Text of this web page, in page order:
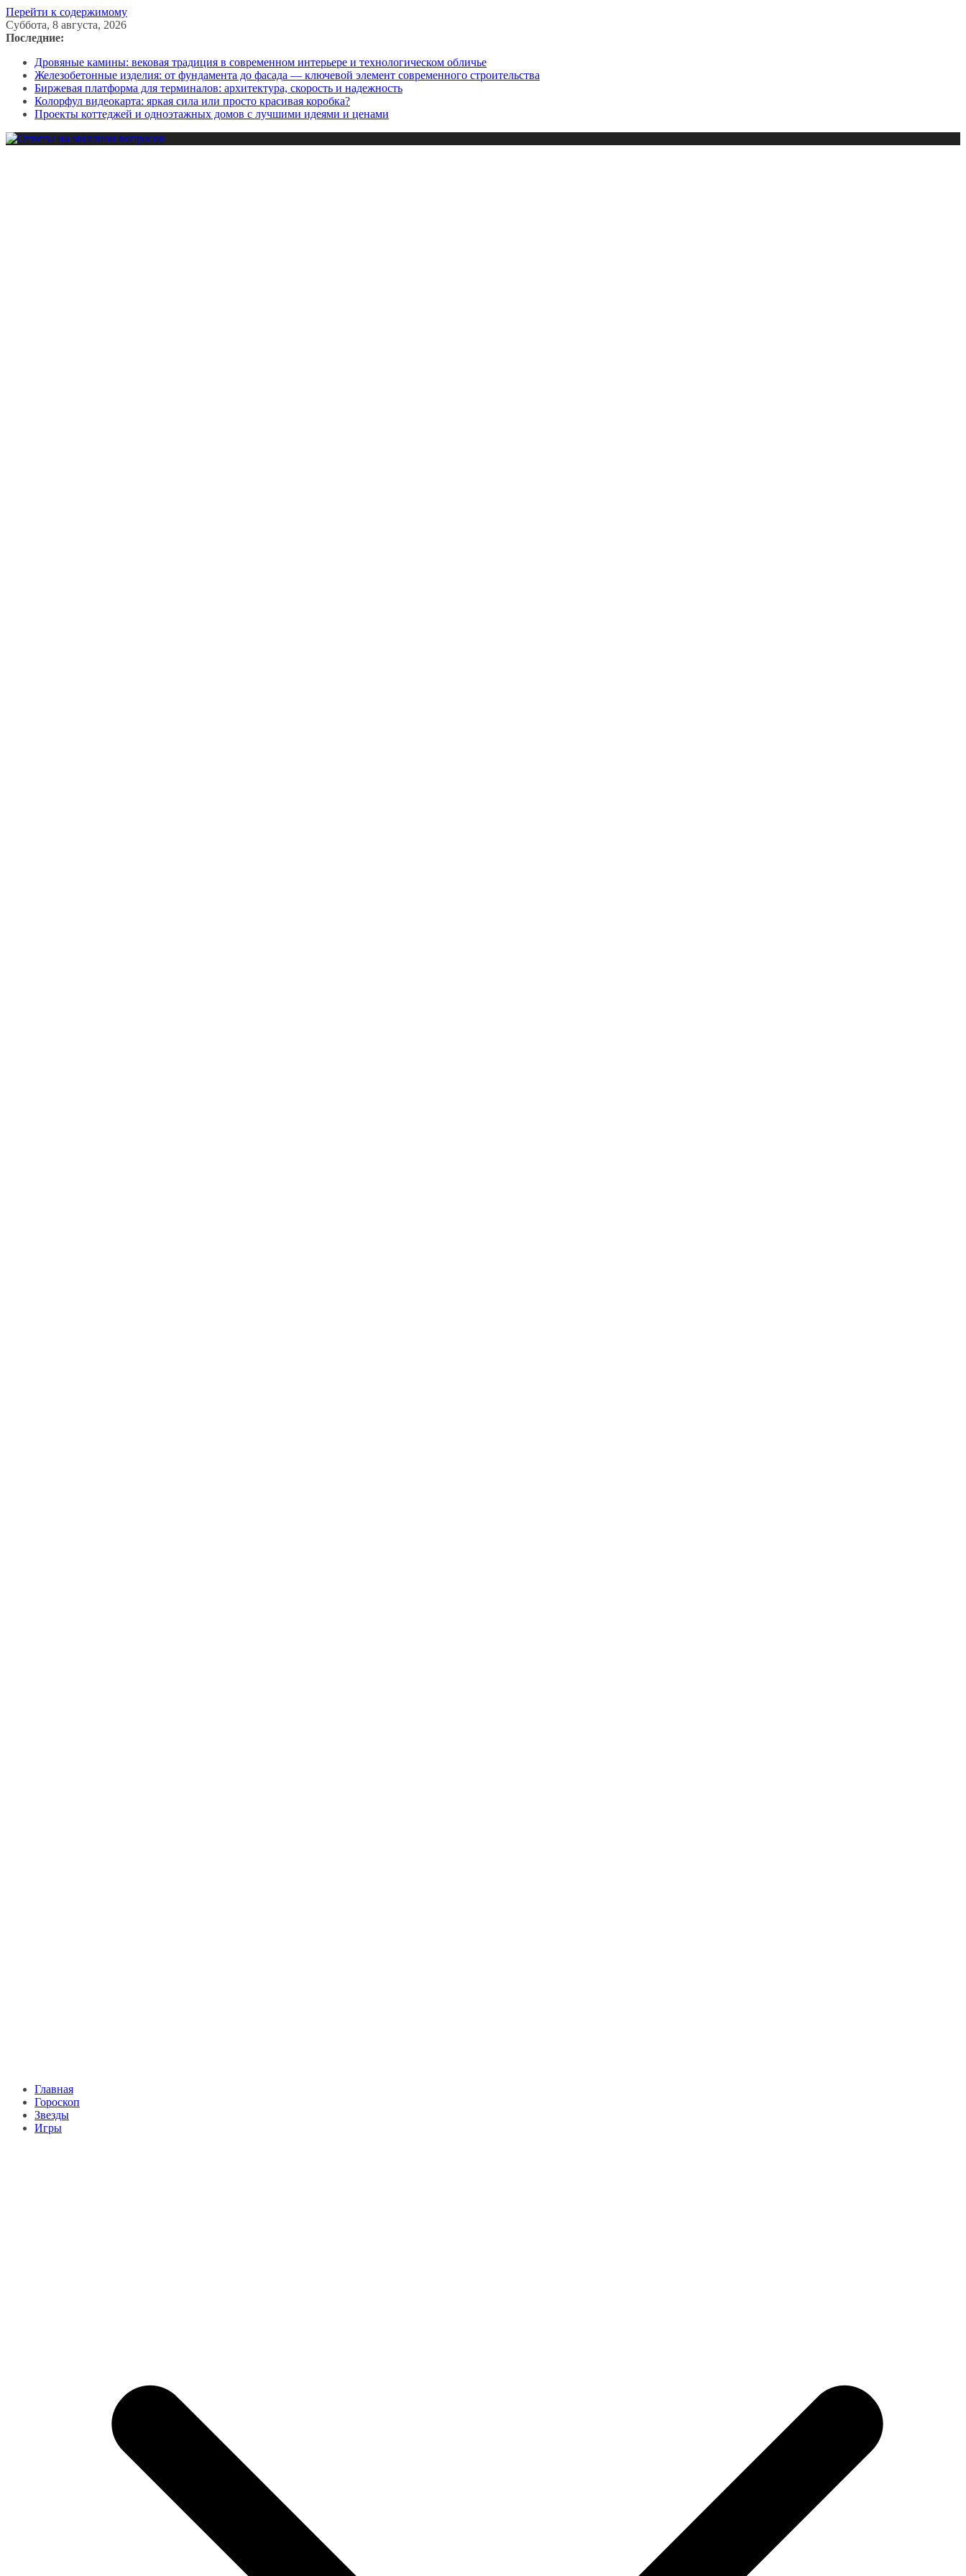
Перейти к содержимому
Суббота, 8 августа, 2026
Последние:
Дровяные камины: вековая традиция в современном интерьере и технологическом обличье
Железобетонные изделия: от фундамента до фасада — ключевой элемент современного строительства
Биржевая платформа для терминалов: архитектура, скорость и надежность
Колорфул видеокарта: яркая сила или просто красивая коробка?
Проекты коттеджей и одноэтажных домов с лучшими идеями и ценами
Главная
Гороскоп
Звезды
Игры